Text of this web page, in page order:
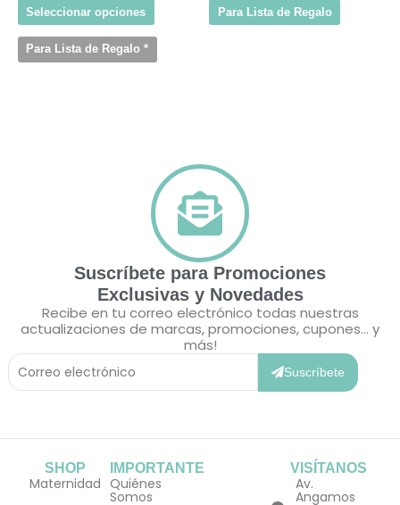
Seleccionar opciones
Para Lista de Regalo *
Para Lista de Regalo
Suscríbete para Promociones
Exclusivas y Novedades
Recibe en tu correo electrónico todas nuestras
actualizaciones de marcas, promociones, cupones... y
más!
Correo
Electrónico
Suscríbete
SHOP
Maternidad
IMPORTANTE
Quiénes
Somos
VISÍTANOS
Av.
Angamos